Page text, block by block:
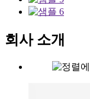
회사 소개